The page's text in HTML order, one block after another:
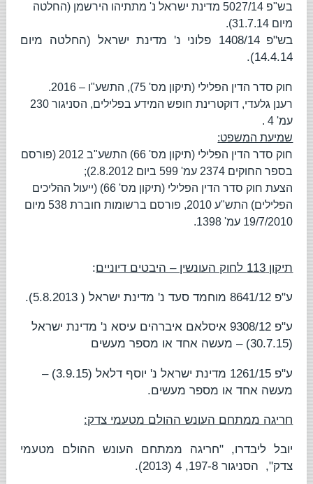
בש"פ 5027/14
מדינת ישראל נ' מתתיהו הירשמן (החלטה
מיום 31.7.14).
בש"פ 1408/14 פלוני נ' מדינת ישראל (החלטה מיום
14.4.14).
חוק סדר הדין הפלילי (תיקון מס' 75), התשע"ו – 2016.
רענן גלעדי, דוקטרינת חופש המידע בפלילים
, הסניגור 230
עמ' 4 .
שמיעת המשפט:
חוק סדר הדין הפלילי (תיקון מס' 66) התשע"ב 2012
(פורסם
בספר החוקים 2374 עמ' 599 ביום 2.8.2012);
הצעת חוק סדר הדין הפלילי (תיקון מס' 66) (ייעול ההליכים
הפלילים) התש"ע 2010
, פורסם ברשומות חוברת 538 מיום
19/7/2010 עמ' 1398.
תיקון 113 לחוק העונשין – היבטים דיוניים :
ע"פ 8641/12 מוחמד סעד נ' מדינת ישראל( 5.8.2013).
ע"פ 9308/12
איסלאם איברהים עיסא נ' מדינת ישראל
(30.7.15) – מעשה אחד או מספר מעשים
ע"פ 1261/15 מדינת ישראל נ' יוסף דלאל
(3.9.15) –
מעשה אחד או מספר מעשים.
חריגה ממתחם העונש ההולם מטעמי צדק:
יובל ליבדרו, "חריגה ממתחם העונש ההולם מטעמי
צדק", הסניגור197-8, 4 (2013).